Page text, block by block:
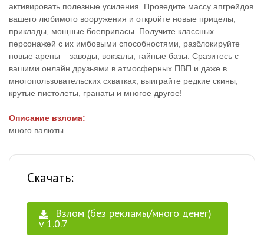
активировать полезные усиления. Проведите массу апгрейдов
вашего любимого вооружения и откройте новые прицелы,
приклады, мощные боеприпасы. Получите классных
персонажей с их имбовыми способностями, разблокируйте
новые арены – заводы, вокзалы, тайные базы. Сразитесь с
вашими онлайн друзьями в атмосферных ПВП и даже в
многопользовательских схватках, выиграйте редкие скины,
крутые пистолеты, гранаты и многое другое!
Описание взлома:
много валюты
Скачать:
Взлом (без рекламы/много денег)
v 1.0.7